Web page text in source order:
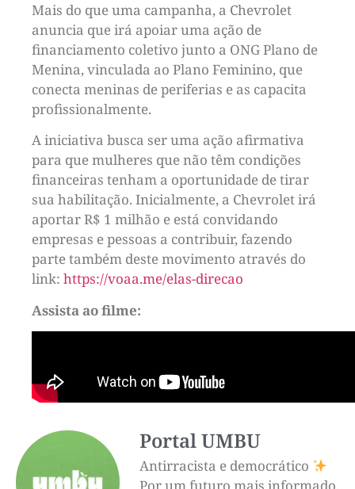
Mais do que uma campanha, a Chevrolet
anuncia que irá apoiar uma ação de
financiamento coletivo junto a ONG Plano de
Menina, vinculada ao Plano Feminino, que
conecta meninas de periferias e as capacita
profissionalmente.
A iniciativa busca ser uma ação afirmativa
para que mulheres que não têm condições
financeiras tenham a oportunidade de tirar
sua habilitação. Inicialmente, a Chevrolet irá
aportar R$ 1 milhão e está convidando
empresas e pessoas a contribuir, fazendo
parte também deste movimento através do
link: https://voaa.me/elas-direcao
Assista ao filme:
Portal UMBU
Antirracista e democrático